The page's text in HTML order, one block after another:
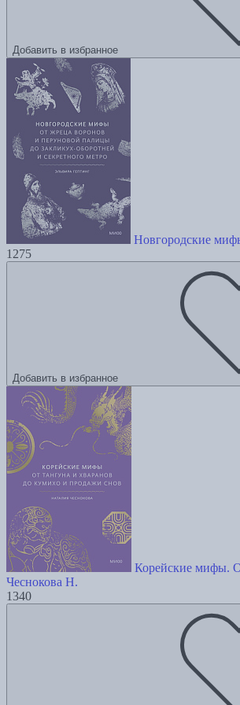
Добавить в избранное
Новгородские
1275
Добавить в избранное
Корейские мифы.
Чеснокова Н.
1340